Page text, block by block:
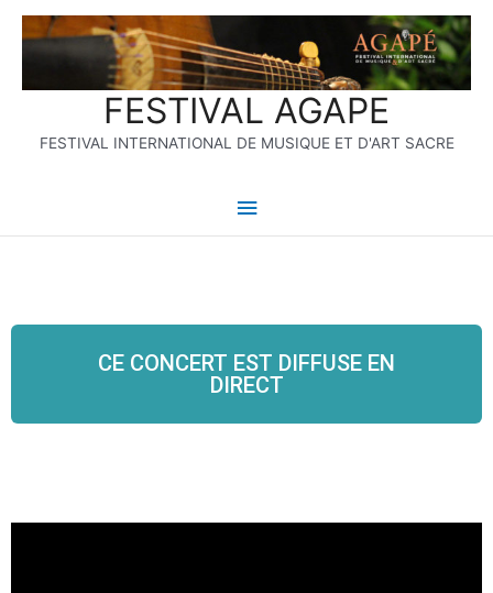
FESTIVAL AGAPE
FESTIVAL INTERNATIONAL DE MUSIQUE ET D'ART SACRE
Menu
principal
CE CONCERT EST DIFFUSE EN
DIRECT